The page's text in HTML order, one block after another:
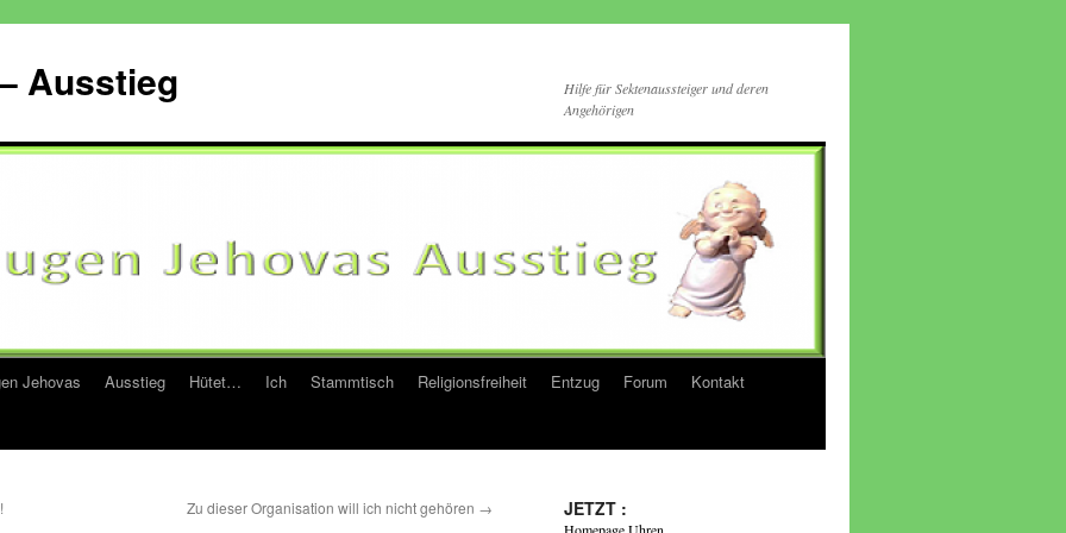
Ausstieg
Hilfe für Sektenaussteiger und deren
Angehörigen
Jehovas Ausstieg Hütet… Ich Stammtisch Religionsfreiheit Entzug Forum
Kontakt
Zu dieser Organisation will ich nicht gehören → JETZT :